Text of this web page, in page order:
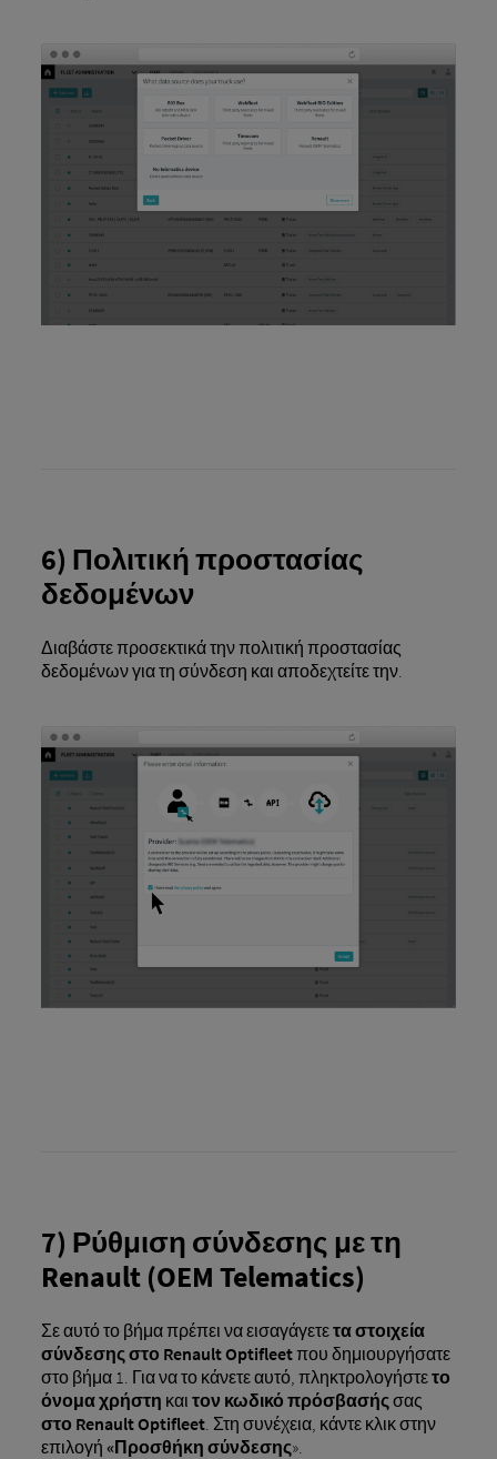
6) Πολιτική προστασίας
δεδομένων
Διαβάστε προσεκτικά την πολιτική προστασίας
δεδομένων για τη σύνδεση και αποδεχτείτε την.
7) Ρύθμιση σύνδεσης με τη
Renault (OEM Telematics)
Σε αυτό το βήμα πρέπει να εισαγάγετετα στοιχεία
σύνδεσης στο Renault Optifleetπου δημιουργήσατε
στο βήμα 1. Για να το κάνετε αυτό, πληκτρολογήστετο
όνομα χρήστη και τον κωδικό πρόσβασής σας
στο Renault Optifleet. Στη συνέχεια, κάντε κλικ στην
επιλογή «Προσθήκη σύνδεσης».